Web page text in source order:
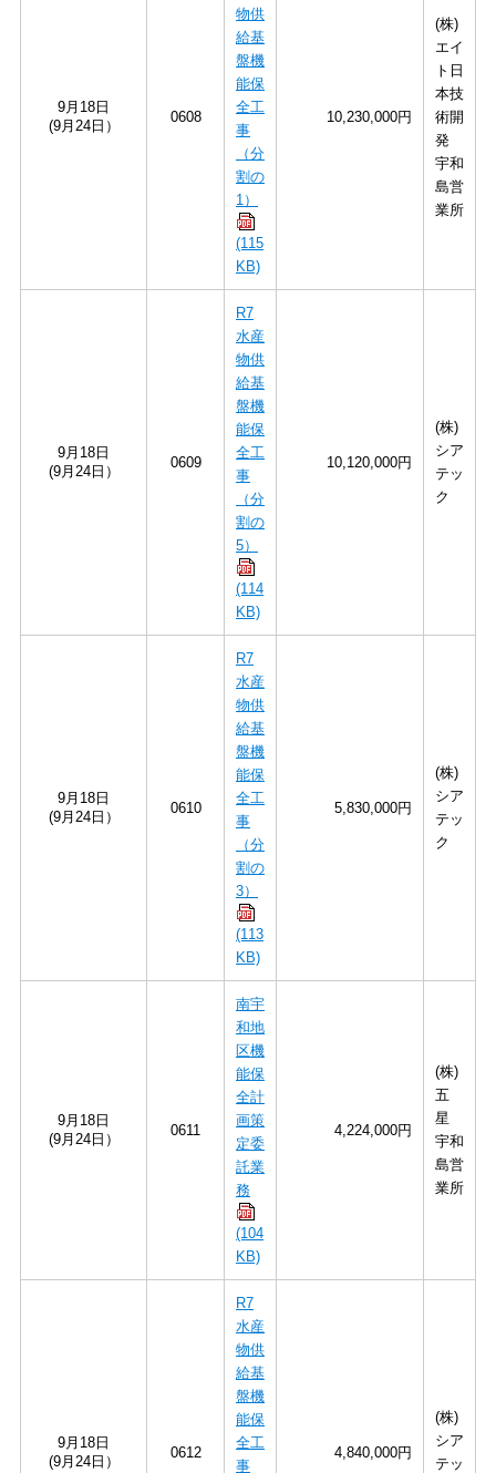
9月18日
(9月24日）
0608
物供
給基
盤機
能保
全工
事
（分
割の
1）
(115
KB)
10,230,000円
(株)
エイ
ト日
本技
術開
発
宇和
島営
業所
9月18日
(9月24日）
0609
R7
水産
物供
給基
盤機
能保
全工
事
（分
割の
5）
(114
KB)
10,120,000円
(株)
シア
テッ
ク
9月18日
(9月24日）
0610
R7
水産
物供
給基
盤機
能保
全工
事
（分
割の
3）
(113
KB)
5,830,000円
(株)
シア
テッ
ク
9月18日
(9月24日）
0611
南宇
和地
区機
能保
全計
画策
定委
託業
務
(104
KB)
4,224,000円
(株)
五
星
宇和
島営
業所
9月18日
(9月24日）
0612
R7
水産
物供
給基
盤機
能保
全工
事
4,840,000円
(株)
シア
テッ